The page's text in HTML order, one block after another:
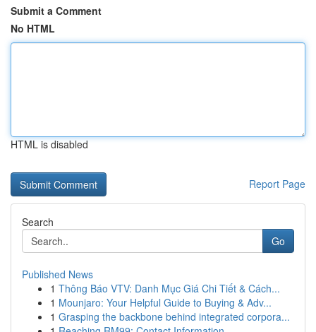
Submit a Comment
No HTML
HTML is disabled
Report Page
Search
Go
Published News
1 Thông Báo VTV: Danh Mục Giá Chi Tiết & Cách...
1 Mounjaro: Your Helpful Guide to Buying & Adv...
1 Grasping the backbone behind integrated corpora...